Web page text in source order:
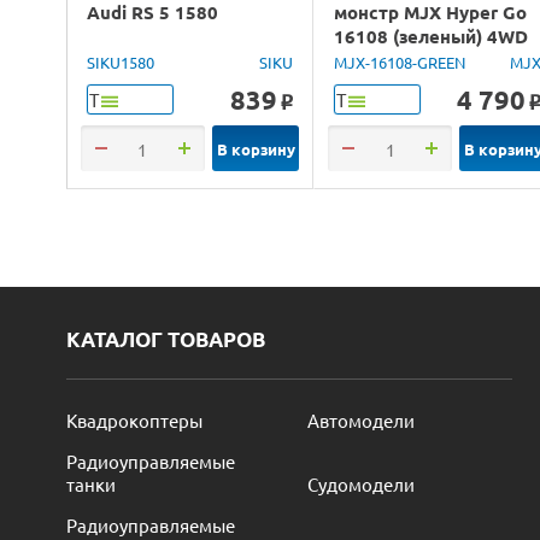
Audi RS 5 1580
SIKU1580 SIKU
Т 839 o
В корзину
монстр MJX Hyper Go
16108 (зеленый) 4WD
2.4G LED 1/16 RTR
MJX-16108-GREEN MJX
Т 4 790 o
В
КАТАЛОГ ТОВАРОВ
Квадрокоптеры
Автомодели
Радиоуправляемые
танки
Судомодели
Радиоуправляемые